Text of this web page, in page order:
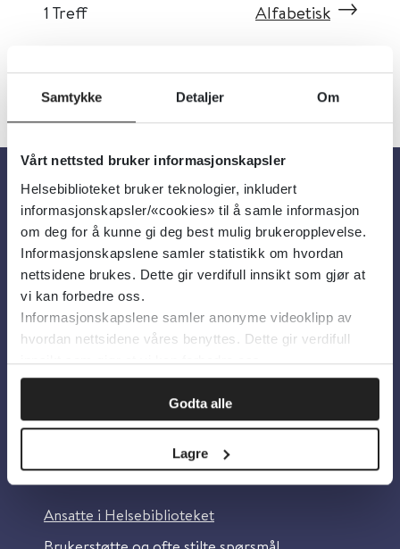
Samtykke Detaljer Om
Vårt nettsted bruker informasjonskapsler
Helsebiblioteket bruker teknologier, inkludert
informasjonskapsler/«cookies» til å samle informasjon
om deg for å kunne gi deg best mulig brukeropplevelse.
Informasjonskapslene samler statistikk om hvordan
nettsidene brukes. Dette gir verdifull innsikt som gjør at
vi kan forbedre oss.
Informasjonskapslene samler anonyme videoklipp av
hvordan nettsidene våres benyttes. Dette gir verdifull
innsikt som gjør at vi kan forbedre oss.
Godta alle
Lagre
1 Treff Alfabetisk
Om oss
Om Helsebiblioteket
Personvern og informasjonskapsler
Tilgjengelighetserklæring
Information in English
Ansatte i Helsebiblioteket